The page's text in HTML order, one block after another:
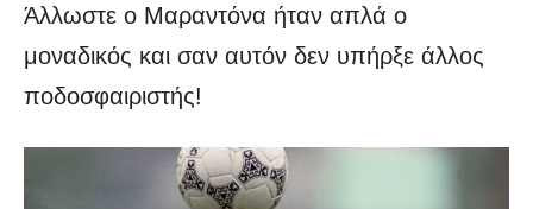
Άλλωστε ο Μαραντόνα ήταν απλά ο
μοναδικός και σαν αυτόν δεν υπήρξε άλλος
ποδοσφαιριστής!